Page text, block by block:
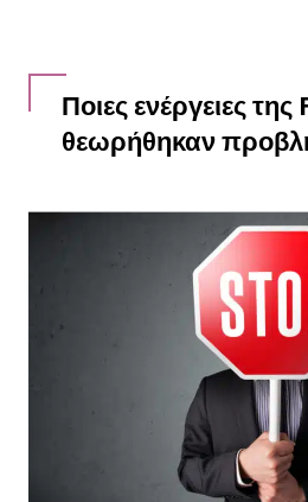
Ποιες ενέργειες
θεωρήθηκαν